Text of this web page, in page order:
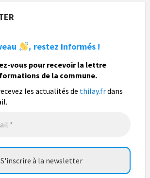
de Thilay
, restez informés !
vous pour recevoir la lettre
de la commune.
les actualités de thilay.frdans